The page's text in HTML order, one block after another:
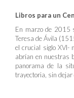
Libros para un
En marzo de 2015
Teresa de Ávila
el crucial siglo XVI-
abrían en nuestras
panorama de la
trayectoria, sin dejar